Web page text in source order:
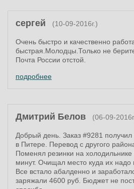
сергей (10-09-2016г.)
Очень быстро и качественно
быстрая.Молодцы.Только не
Почта России отстой.
подробнее
Дмитрий Белов (06-09-
Добрый день. Заказ #9281
в Питере. Перевод с другого
Поменял резинки на
минут. Очищал место куда их надо
Все встало абалденно и
заряжали 4600 руб. Бюджет не